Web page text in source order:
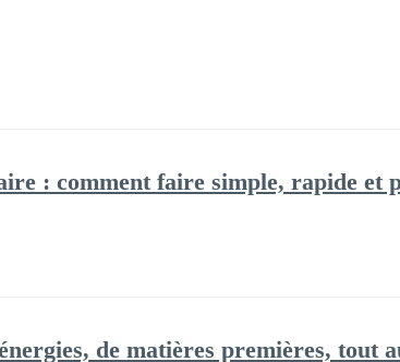
: comment faire simple, rapide et
de matières premières, tout